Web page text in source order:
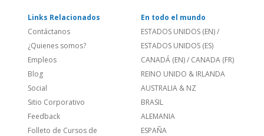
Links Relacionados
Contáctanos
¿Quienes somos?
Empleos
Blog
Social
Sitio Corporativo
Feedback
En todo el mundo
ESTADOS UNIDOS (EN)
ESTADOS UNIDOS (ES)
CANADÁ (EN)/CANADA (FR)
REINO UNIDO & IRLANDA
AUSTRALIA & NZ
BRASIL
ALEMANIA